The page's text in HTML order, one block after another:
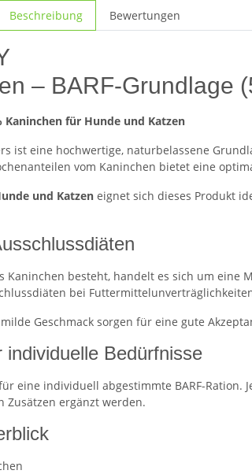
Beschreibung Bewertungen
– BARF-Grundlage
Kaninchen für Hunde und Katzen
ist eine hochwertige, naturbelassene
vom Kaninchen bietet eine
und Katzen eignet sich dieses Produkt
Kaninchen besteht, handelt es sich um eine
bei
Geschmack sorgen für eine gute
Bedürfnisse
eine individuell abgestimmte BARF-
Zusätzen ergänzt werden.